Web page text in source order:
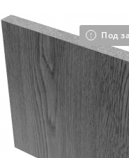
Под